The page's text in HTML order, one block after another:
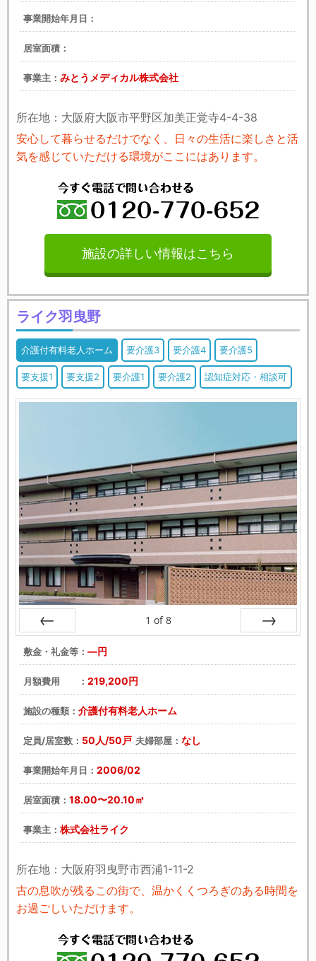
事業開始年月日：
居室面積：
事業主： みとうメディカル株式会社
所在地：大阪府大阪市平野区加美正覚寺4-4-38
安心して暮らせるだけでなく、日々の生活に楽しさと活
気を感じていただける環境がここにはあります。
施設の詳しい情報はこちら
ライク羽曳野
介護付有料老人ホーム 要介護3 要介護4 要介護5
要支援1 要支援2 要介護1 要介護2 認知症対応・相談可
戻る
1 of 8
敷金・礼金等： ―円
月額費用 ： 219,200円
施設の種類： 介護付有料老人ホーム
定員/居室数： 50人/50戸 夫婦部屋： なし
事業開始年月日： 2006/02
居室面積： 18.00〜20.10㎡
事業主： 株式会社ライク
所在地：大阪府羽曳野市西浦1-11-2
古の息吹が残るこの街で、温かくくつろぎのある時間を
お過ごしいただけます。